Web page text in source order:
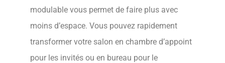
modulable vous permet de faire plus avec
moins d’espace. Vous pouvez rapidement
transformer votre salon en chambre d’appoint
pour les invités ou en bureau pour le